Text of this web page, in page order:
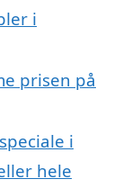
i
prisen på
i
hele